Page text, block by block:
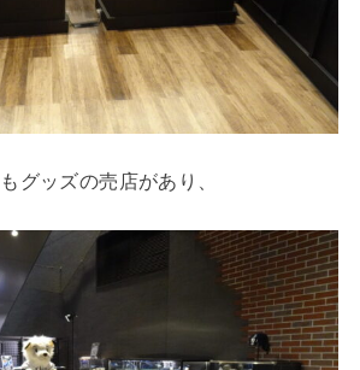
グッズの売店があり、